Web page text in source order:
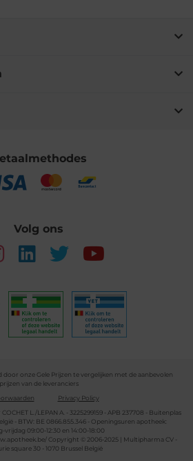
Volg ons
onze Gele Prijzen te vergelijken met de aanbevolen
prijzen van de leveranciers
Privacy Policy
L./LEPAN A. - 3225299159 - APB 237708 - Buitenplas
- BTW: BE 0866.855.346 - Openingsuren apotheek:
vrijdag 09:00-12:30 en 14:00-18:00
Copyright © 2006-2025 | Multipharma CV -
square 30 - 1070 Brussel België